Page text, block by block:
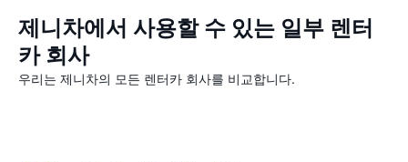
제니차에서 사용할 수 있는 일부 렌터
카 회사
우리는 제니차의 모든 렌터카 회사를 비교합니다.